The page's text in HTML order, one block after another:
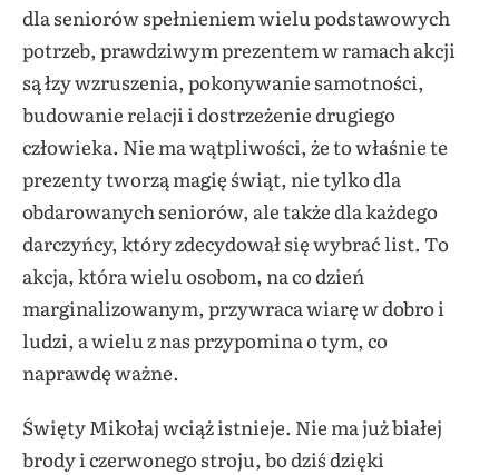
dla seniorów spełnieniem wielu podstawowych
potrzeb, prawdziwym prezentem w ramach akcji
są łzy wzruszenia, pokonywanie samotności,
budowanie relacji i dostrzeżenie drugiego
człowieka. Nie ma wątpliwości, że to właśnie te
prezenty tworzą magię świąt, nie tylko dla
obdarowanych seniorów, ale także dla każdego
darczyńcy, który zdecydował się wybrać list. To
akcja, która wielu osobom, na co dzień
marginalizowanym, przywraca wiarę w dobro i
ludzi, a wielu z nas przypomina o tym, co
naprawdę ważne.
Święty Mikołaj wciąż istnieje. Nie ma już białej
brody i czerwonego stroju, bo dziś dzięki